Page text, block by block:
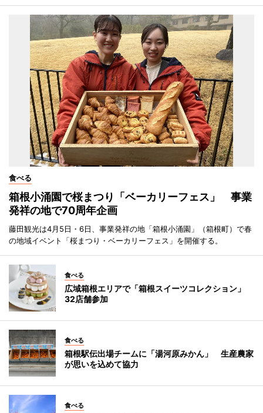
食べる
箱根小涌園で桜まつり「ベーカリーフェス」 事業
発祥の地で70周年企画
藤田観光は4月5日・6日、事業発祥の地「箱根小涌園」（箱根町）で春
の地域イベント「桜まつり・ベーカリーフェス」を開催する。
食べる
広域箱根エリアで「箱根スイーツコレクション」
32店舗参加
食べる
箱根駅伝出場チームに「湯河原みかん」 生産農家
が思いを込めて協力
食べる